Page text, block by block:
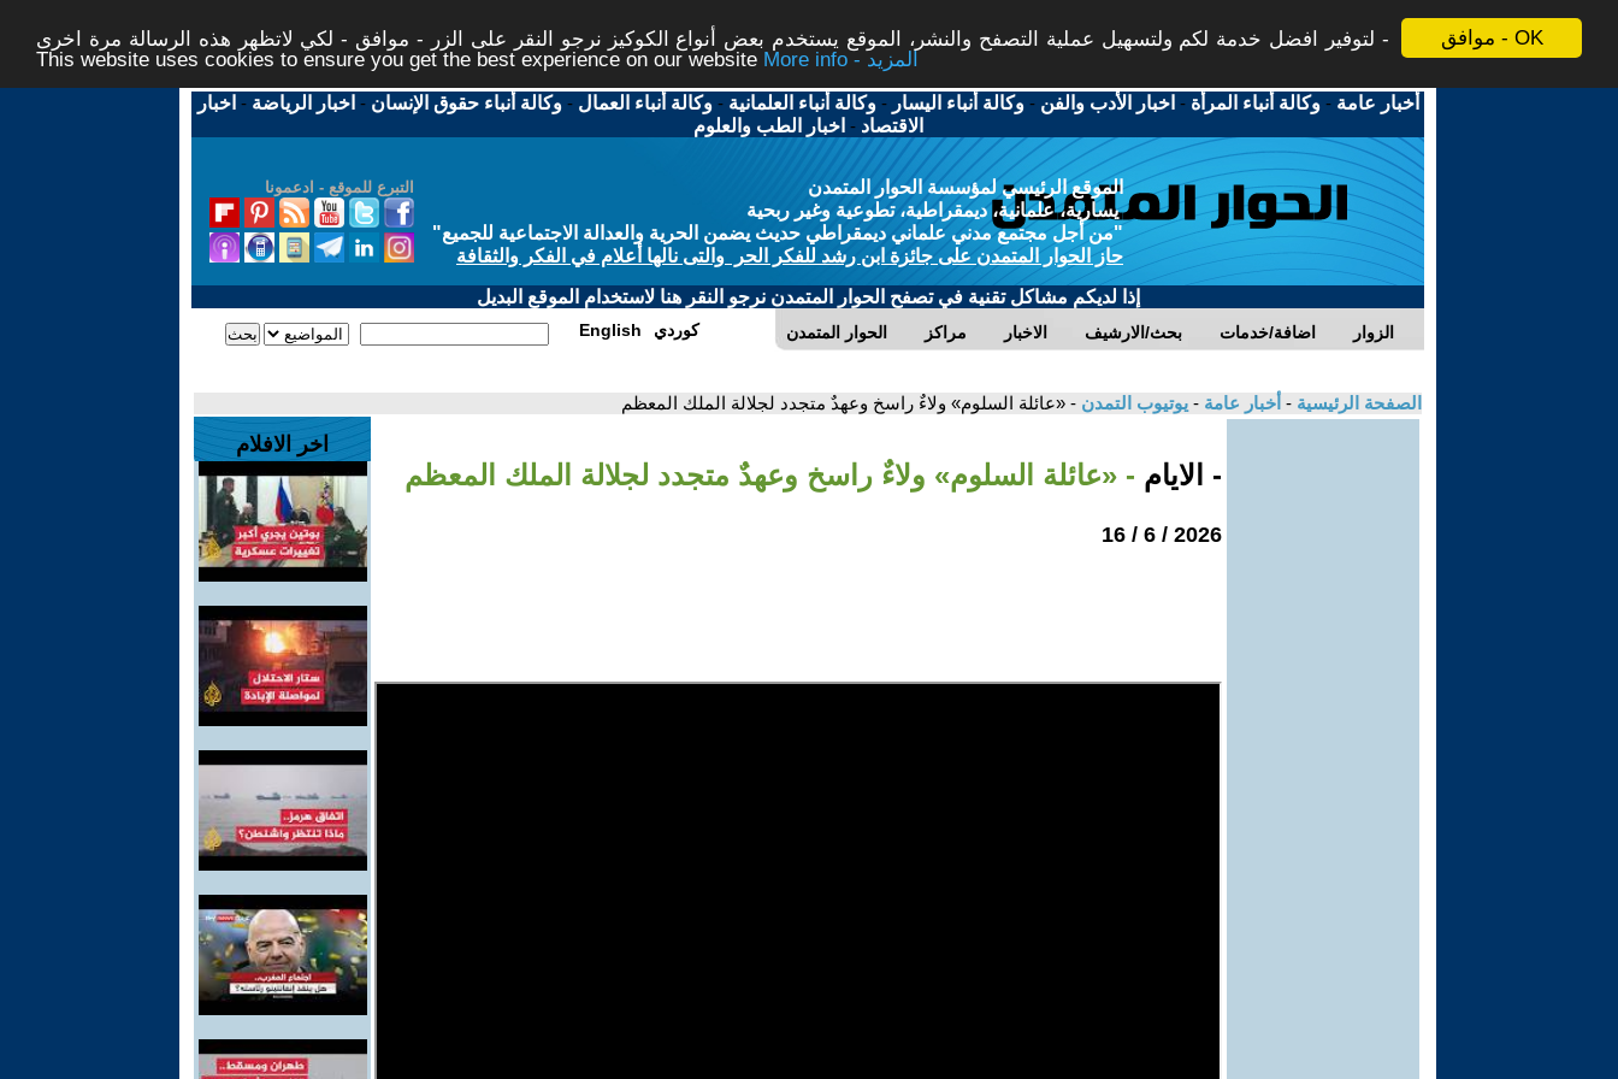
موافق - OK
لتوفير افضل خدمة لكم ولتسهيل عملية التصفح والنشر، الموقع يستخدم بعض أنواع الكوكيز نرجو النقر على الزر - موافق - لكي لاتظهر هذه الرسالة مرة اخرى -
This website uses cookies to ensure you get the best experience on our website
More info - المزيد
أخبار عامة -وكالة أنباء المرأة - اخبار الأدب والفن -وكالة أنباء اليسار -وكالة أنباء العلمانية -وكالة أنباء العمال -وكالة أنباء حقوق الإنسان - اخبار الرياضة - اخبار
الاقتصاد - اخبار الطب والعلوم
التبرع للموقع - ادعمونا
الموقع الرئيسي لمؤسسة الحوار المتمدن
يسارية، علمانية، ديمقراطية، تطوعية وغير ربحية
"من أجل مجتمع مدني علماني ديمقراطي حديث يضمن الحرية والعدالة الاجتماعية للجميع"
حاز الحوار المتمدن على جائزة ابن رشد للفكر الحر والتى نالها أعلام في الفكر والثقافة
إذا لديكم مشاكل تقنية في تصفح الحوار المتمدن نرجو النقر هنا لاستخدام الموقع البديل
الحوار المتمدن مراكز الاخبار بحث/الارشيف اضافة/خدمات الزوار English كوردي
الصفحة الرئيسية - أخبار عامة - يوتيوب التمدن - «عائلة السلوم» ولاءٌ راسخ وعهدٌ متجدد لجلالة الملك المعظم
- الايام - «عائلة السلوم» ولاءٌ راسخ وعهدٌ متجدد لجلالة الملك المعظم
2026 / 6 / 16
اخر الافلام